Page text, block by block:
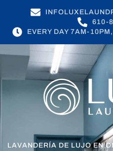
610-
EVERY DAY 7AM-
LAVANDERÍA DE LUJO EN